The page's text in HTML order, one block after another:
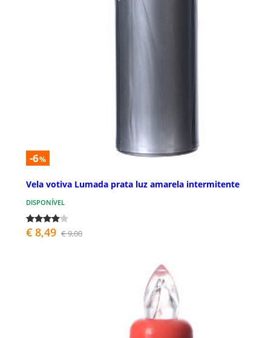
-6%
Vela votiva Lumada prata luz amarela intermitente
DISPONÍVEL
€ 8,49 € 9,00